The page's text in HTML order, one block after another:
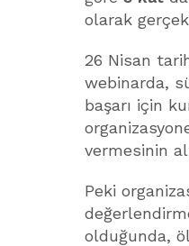
olarak
26 Nisan
webinarda,
başarı için
vermesinin
Peki
olduğunda,